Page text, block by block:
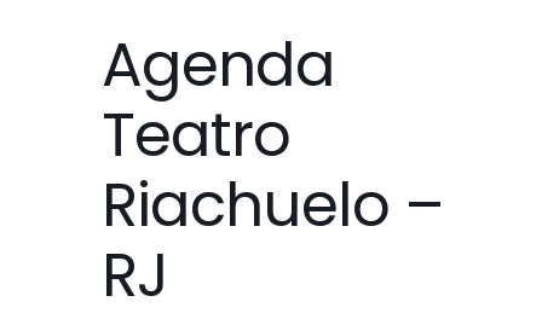
Agenda
Teatro
Riachuelo –
RJ